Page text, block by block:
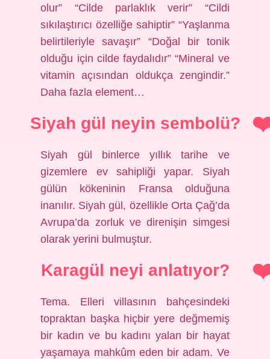
olur” “Cilde parlaklık verir” “Cildi
sıkılaştırıcı özelliğe sahiptir” “Yaşlanma
belirtileriyle savaşır” “Doğal bir tonik
olduğu için cilde faydalıdır” “Mineral ve
vitamin açısından oldukça zengindir.”
Daha fazla element…
Siyah gül neyin sembolü?
Siyah gül binlerce yıllık tarihe ve
gizemlere ev sahipliği yapar. Siyah
gülün kökeninin Fransa olduğuna
inanılır. Siyah gül, özellikle Orta Çağ’da
Avrupa’da zorluk ve direnişin simgesi
olarak yerini bulmuştur.
Karagül neyi anlatıyor?
Tema. Elleri villasının bahçesindeki
topraktan başka hiçbir yere değmemiş
bir kadın ve bu kadını yalan bir hayat
yaşamaya mahkûm eden bir adam. Ve